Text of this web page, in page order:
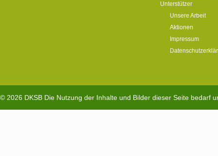
Unterstützer
Unsere Arbeit
Aktionen
Impressum
© 2026 DKSB Die Nutzung der Inhalte und Bilder dieser Seite bedarf